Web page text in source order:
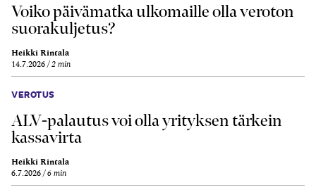
Voiko päivämatka ulkomaille olla veroton
suorakuljetus?
Heikki Rintala
14.7.2026 2 min
VEROTUS
ALV-palautus voi olla yrityksen tärkein
kassavirta
Heikki Rintala
6.7.2026 6 min